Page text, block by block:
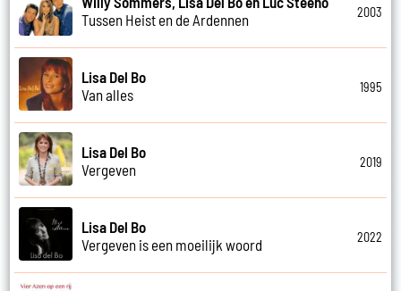
Tussen Heist en de Ardennen
2003
Lisa Del Bo
Van alles
1995
Lisa Del Bo
Vergeven
2019
Lisa Del Bo
Vergeven is een moeilijk woord
2022